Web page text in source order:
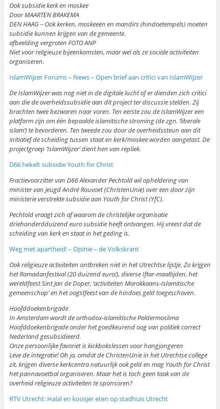
Ook subsidie kerk en moskee
Door MAARTEN BRAKEMA
DEN HAAG – Ook kerken, moskeeën en mandirs (hindoetempels) moeten
subsidie kunnen krijgen van de gemeente.
afbeelding vergroten FOTO ANP
Niet voor religieuze bijeenkomsten, maar wel als ze sociale activiteiten
organiseren.
IslamWijzer Forums – News – Open brief aan critici van IslamWijzer
De IslamWijzer was nog niet in de digitale lucht of er dienden zich critici
aan die de overheidssubsidie aan dit project ter discussie stelden. Zij
brachten twee bezwaren naar voren. Ten eerste zou de IslamWijzer een
platform zijn om één bepaalde islamitische stroming (de zgn. ‘liberale
islam’) te bevorderen. Ten tweede zou door de overheidssteun aan dit
initiatief de scheiding tussen staat en kerk/moskee worden aangetast. De
projectgroep ‘IslamWijzer’ dient hen van repliek.
D66 hekelt subsidie Youth for Christ
Fractievoorzitter van D66 Alexander Pechtold wil opheldering van
minister van Jeugd André Rouvoet (ChristenUnie) over een door zijn
ministerie verstrekte subsidie aan Youth for Christ (YfC).
Pechtold vraagt zich af waarom de christelijke organisatie
driehonderdduizend euro subsidie heeft ontvangen. Hij vreest dat de
scheiding van kerk en staat in het geding is.
Weg met apartheid! – Opinie – de Volkskrant
Ook religieuze activiteiten ontbreken niet in het Utrechtse lijstje. Zo krijgen
het Ramadanfestival (20 duizend euro!), diverse Iftar-maaltijden, het
wereldfeest Sint Jan de Doper, ‘activiteiten Marokkaans-Islamitische
gemeenschap’ en het oogstfeest van de hindoes geld toegeschoven.
Hoofddoekenbrigade
In Amsterdam wordt de orthodox-islamitische Poldermoslima
Hoofddoekenbrigade onder het goedkeurend oog van politiek correct
Nederland gesubsidieerd.
Onze persoonlijke favoriet is kickbokslessen voor hangjongeren
Leve de integratie! Oh ja, omdat de ChristenUnie in het Utrechtse college
zit, krijgen diverse kerkcentra natuurlijk ook geld en mag Youth for Christ
het pannavoetbal organiseren. Maar het is toch geen taak van de
overheid religieuze activiteiten te sponsoren?
RTV Utrecht: Halal en koosjer eten op stadhuis Utrecht